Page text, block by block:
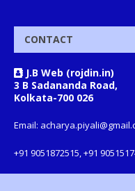
CONTACT
J.B Web (rojdin.in)
3 B Sadananda Road,
Kolkata-700 026
Email:
+91 9051872515, +91